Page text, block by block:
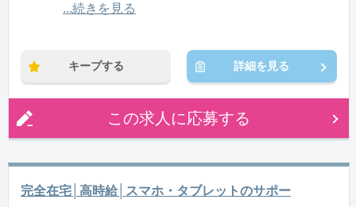
11:00〜20:00(休憩1:00)
※残業：0〜5時間程度/月
...続きを見る
キープする 詳細を見る
この求人に応募する
完全在宅│高時給│スマホ・タブレットのサポー